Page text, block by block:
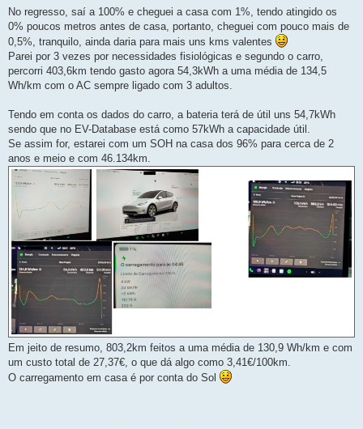
No regresso, saí a 100% e cheguei a casa com 1%, tendo atingido os
0% poucos metros antes de casa, portanto, cheguei com pouco mais de
0,5%, tranquilo, ainda daria para mais uns kms valentes
Parei por 3 vezes por necessidades fisiológicas e segundo o carro,
percorri 403,6km tendo gasto agora 54,3kWh a uma média de 134,5
Wh/km com o AC sempre ligado com 3 adultos.
Tendo em conta os dados do carro, a bateria terá de útil uns 54,7kWh
sendo que no EV-Database está como 57kWh a capacidade útil.
Se assim for, estarei com um SOH na casa dos 96% para cerca de 2
anos e meio e com 46.134km.
Em jeito de resumo, 803,2km feitos a uma média de 130,9 Wh/km e com
um custo total de 27,37€, o que dá algo como 3,41€/100km.
O carregamento em casa é por conta do Sol